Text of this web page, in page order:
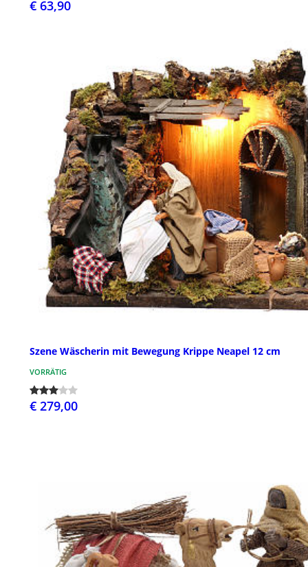
€ 63,90
Szene Wäscherin mit Bewegung Krippe Neapel 12 cm
VORRÄTIG
€ 279,00